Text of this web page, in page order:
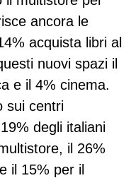
ancora le
acquista libri al
nuovi spazi il
e il 4% cinema.
sui centri
degli italiani
il 26%
il 15% per il